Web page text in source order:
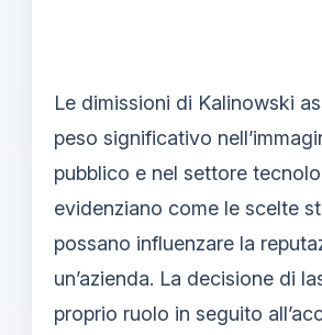
Le dimissioni di Kalinowski
peso significativo
pubblico e nel settore
evidenziano come le scelte
possano influenzare la
un’azienda. La decisione di
proprio ruolo in seguito